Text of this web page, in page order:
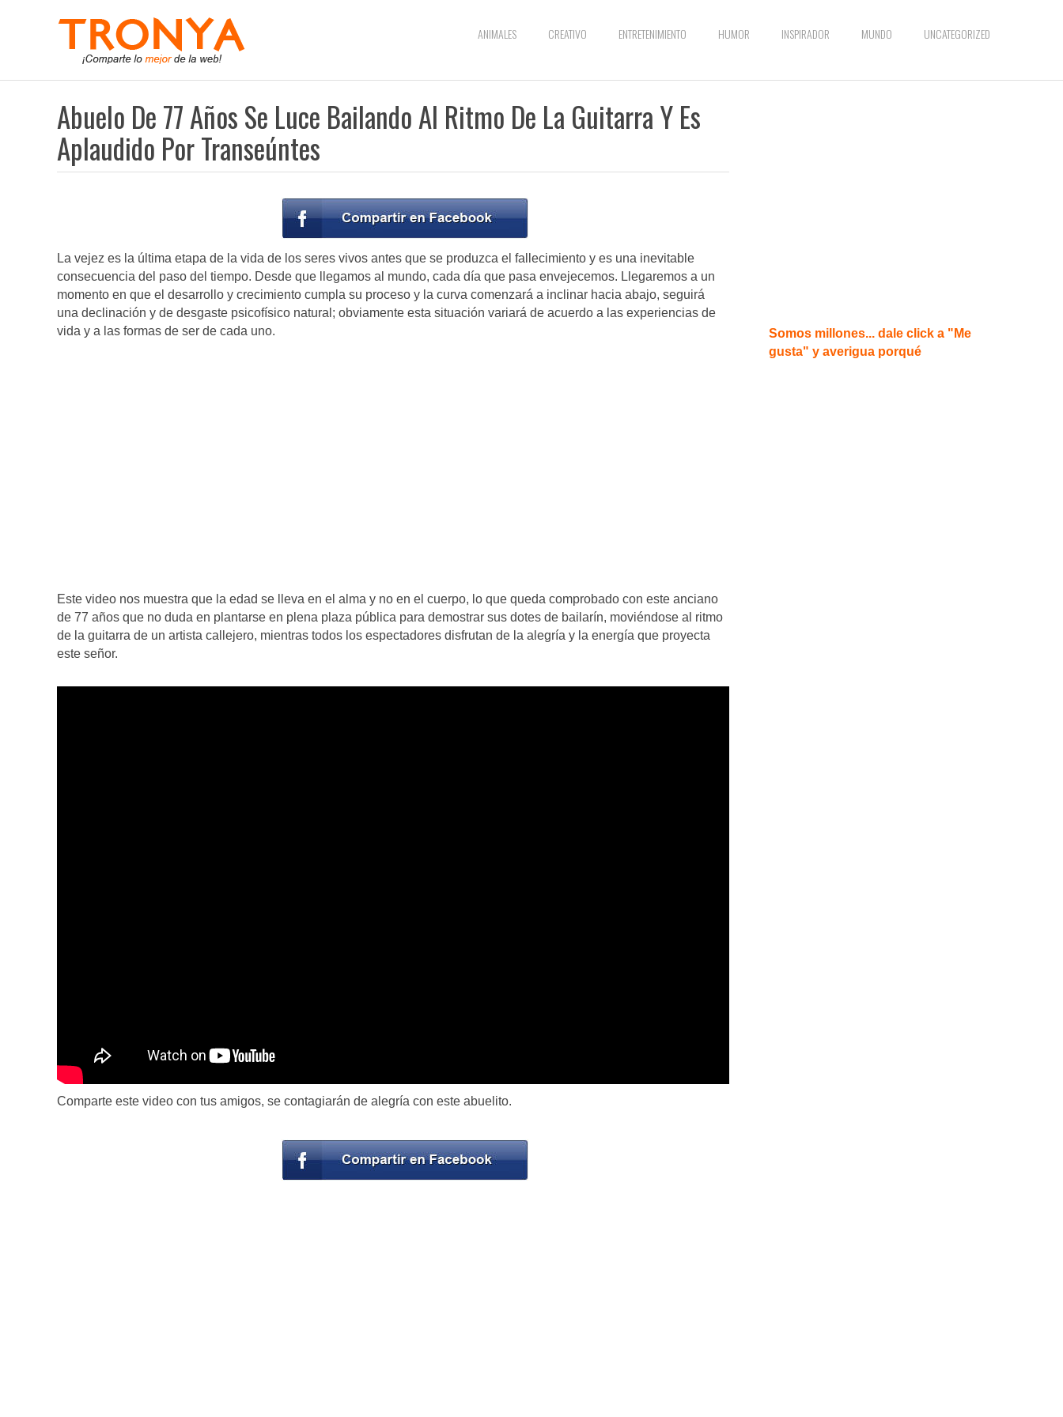
ANIMALES CREATIVO ENTRETENIMIENTO HUMOR INSPIRADOR MUNDO UNCATEGORIZED
Abuelo De 77 Años Se Luce Bailando Al Ritmo De La Guitarra Y Es
Aplaudido Por Transeúntes
La vejez es la última etapa de la vida de los seres vivos antes que se produzca el fallecimiento y es una inevitable
consecuencia del paso del tiempo. Desde que llegamos al mundo, cada día que pasa envejecemos. Llegaremos a un
momento en que el desarrollo y crecimiento cumpla su proceso y la curva comenzará a inclinar hacia abajo, seguirá
una declinación y de desgaste psicofísico natural; obviamente esta situación variará de acuerdo a las experiencias de
vida y a las formas de ser de cada uno.
Este video nos muestra que la edad se lleva en el alma y no en el cuerpo, lo que queda comprobado con este anciano
de 77 años que no duda en plantarse en plena plaza pública para demostrar sus dotes de bailarín, moviéndose al ritmo
de la guitarra de un artista callejero, mientras todos los espectadores disfrutan de la alegría y la energía que proyecta
este señor.
Comparte este video con tus amigos, se contagiarán de alegría con este abuelito.
Somos millones... dale click a "Me
gusta" y averigua porqué